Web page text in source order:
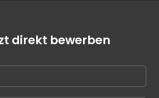
direkt bewerben